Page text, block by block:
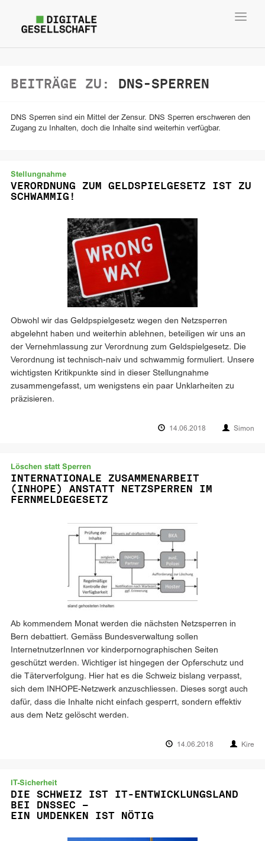
BEITRÄGE ZU: DNS-SPERREN
DNS Sperren sind ein Mittel der Zensur. DNS Sperren erschweren den
Zugang zu Inhalten, doch die Inhalte sind weiterhin verfügbar.
Stellungnahme
VERORDNUNG ZUM GELDSPIELGESETZ IST ZU
SCHWAMMIG!
Obwohl wir das Geldpspielgesetz wegen den Netzsperren
abgelehnt haben und weiterhin ablehnen, beteiligen wir uns an
der Vernehmlassung zur Verordnung zum Geldspielgesetz. Die
Verordnung ist technisch-naiv und schwammig formuliert. Unsere
wichtigsten Kritikpunkte sind in dieser Stellungnahme
zusammengefasst, um wenigstens ein paar Unklarheiten zu
präzisieren.
14.06.2018 Simon
Löschen statt Sperren
INTERNATIONALE ZUSAMMENARBEIT
(INHOPE) ANSTATT NETZSPERREN IM
FERNMELDEGESETZ
Ab kommendem Monat werden die nächsten Netzsperren in
Bern debattiert. Gemäss Bundesverwaltung sollen
InternetnutzerInnen vor kinderpornographischen Seiten
geschützt werden. Wichtiger ist hingegen der Opferschutz und
die Täterverfolgung. Hier hat es die Schweiz bislang verpasst,
sich dem INHOPE-Netzwerk anzuschliessen. Dieses sorgt auch
dafür, dass die Inhalte nicht einfach gesperrt, sondern effektiv
aus dem Netz gelöscht werden.
14.06.2018 Kire
IT-Sicherheit
DIE SCHWEIZ IST IT-ENTWICKLUNGSLAND
BEI DNSSEC –
EIN UMDENKEN IST NÖTIG